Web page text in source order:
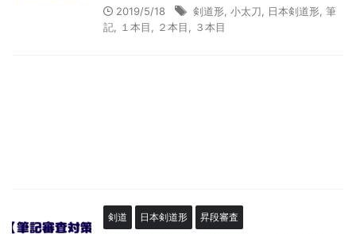
2019/5/18 剣道形 小太刀 日本剣道形 筆
記
１本目 ２本目 ３本目
剣道 日本剣道形 昇段審査